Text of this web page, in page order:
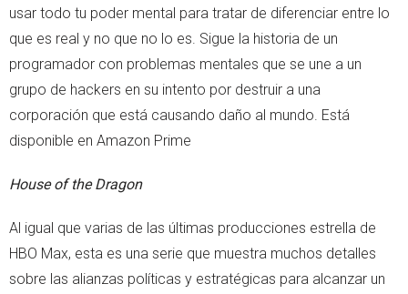
usar todo tu poder mental para tratar de diferenciar entre lo
que es real y no que no lo es. Sigue la historia de un
programador con problemas mentales que se une a un
grupo de hackers en su intento por destruir a una
corporación que está causando daño al mundo. Está
disponible en Amazon Prime
House of the Dragon
Al igual que varias de las últimas producciones estrella de
HBO Max, esta es una serie que muestra muchos detalles
sobre las alianzas políticas y estratégicas para alcanzar un